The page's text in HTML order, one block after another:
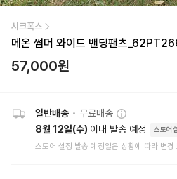
시크폭스
메온 썸머 와이드 밴딩팬츠
57,000원
일반배송 • 무료배송
8월 12일(수) 이내 발송 예정 스토어
스토어 설정 발송 예정일은 상황에 따라 변